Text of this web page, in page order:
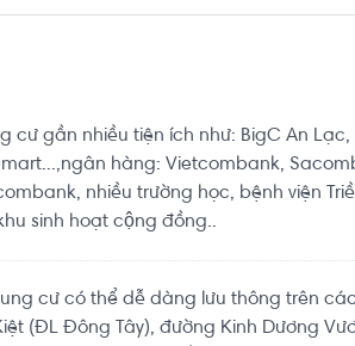
cư gần nhiều tiện ích như: BigC An Lạc,
hàng: Vietcombank,
nhiều trường học, bệnh viện
sinh hoạt cộng đồng..
cư có thể dễ dàng lưu thông trên
(ĐL Đông Tây), đường Kinh Dương